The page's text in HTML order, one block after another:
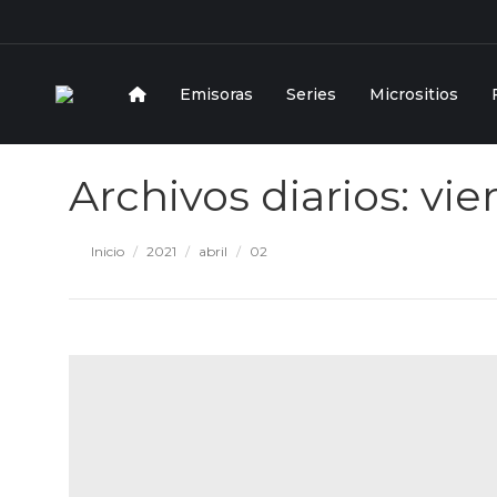
Emisoras Series Micrositios
Archivos diarios:
Inicio 2021 abril 02